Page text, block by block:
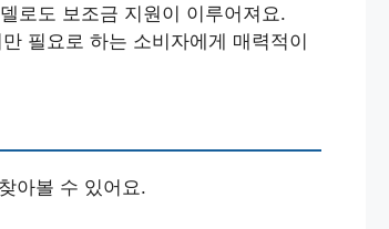
로도 보조금 지원이 이루어져요.
필요로 하는 소비자에게 매력적이
아볼 수 있어요.